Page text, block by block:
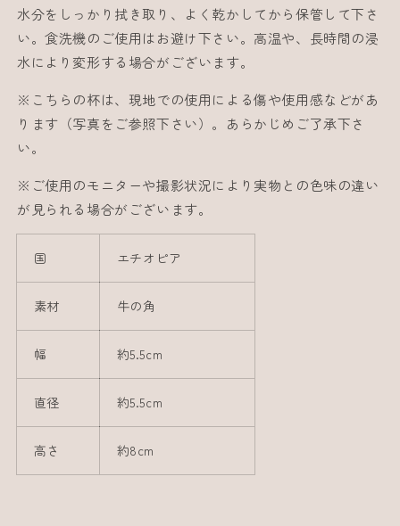
水分をしっかり拭き取り、よく乾かしてから保管して下さ
い。食洗機のご使用はお避け下さい。高温や、長時間の浸
水により変形する場合がございます。
※こちらの杯は、現地での使用による傷や使用感などがあ
ります（写真をご参照下さい）。あらかじめご了承下さ
い。
※ご使用のモニターや撮影状況により実物との色味の違い
が見られる場合がございます。
国 エチオピア
素材 牛の角
幅 約5.5cm
直径 約5.5cm
高さ 約8cm